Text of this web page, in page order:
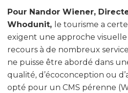
Pour Nandor Wiener,
Whodunit, le tourisme a
exigent une approche
recours à de nombreux
ne puisse être abordé dans
qualité, d’écoconception ou
opté pour un CMS pérenne